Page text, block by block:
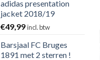
adidas presentation
jacket 2018/19
€49,99incl. btw
Barsjaal FC Bruges
1891 met 2 sterren !